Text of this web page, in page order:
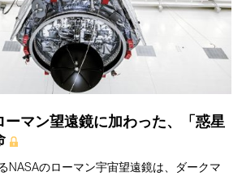
ーマン望遠鏡に加わった、「惑星
NASAのローマン宇宙望遠鏡は、ダークマ